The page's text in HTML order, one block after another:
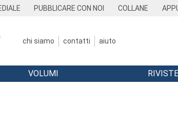
PUBBLICARE CON NOI COLLANE
chi siamo contatti aiuto
VOLUMI RIVISTE